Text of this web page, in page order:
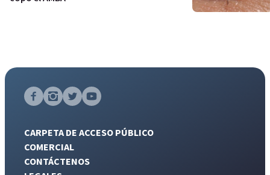
CARPETA DE ACCESO PÚBLICO
COMERCIAL
CONTÁCTENOS